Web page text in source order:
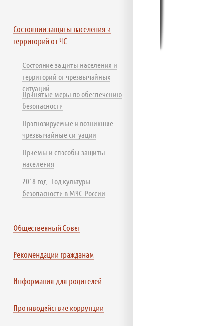
Состоянии защиты населения и
территорий от ЧС
Состояние защиты населения и
территорий от чрезвычайных
ситуаций
Принятые меры по обеспечению
безопасности
Прогнозируемые и возникшие
чрезвычайные ситуации
Приемы и способы защиты
населения
2018 год - Год культуры
безопасности в МЧС России
Общественный Совет
Рекомендации гражданам
Информация для родителей
Противодействие коррупции